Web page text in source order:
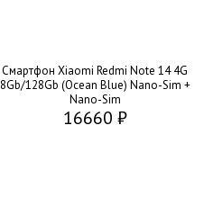
Смартфон Xiaomi Redmi Note 14 4G
8Gb/128Gb (Ocean Blue) Nano-Sim +
Nano-Sim
16660 ₽